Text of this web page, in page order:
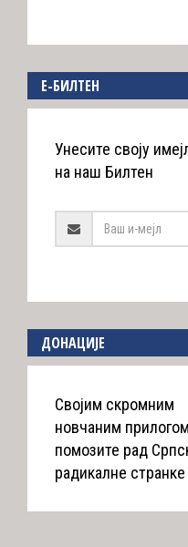
E-БИЛТЕН
Унесите своју
на наш Билтен
ДОНАЦИЈЕ
Својим скромним
новчаним прилогом
помозите рад
радикалне странке